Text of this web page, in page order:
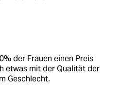
der Frauen einen Preis
etwas mit der Qualität der
Geschlecht.